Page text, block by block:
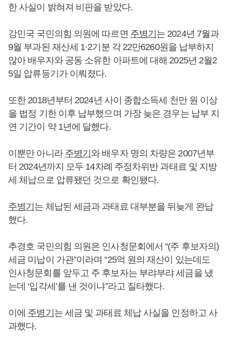
한 사실이 밝혀져 비판을 받았다.
강민국 국민의힘 의원에 따르면 주병기 는 2024년 7월과
9월 부과된 재산세 1·2기분 각 22만6260원을 납부하지
않아 배우자와 공동 소유한 아파트에 대해 2025년 2월2
5일 압류등기가 이뤄졌다.
또한 2018년부터 2024년 사이 종합소득세 천만 원 이상
을 법정 기한 이후 납부했으며 가장 늦은 경우는 납부 지
연 기간이 약 1년에 달했다.
이뿐만 아니라 주병기 와 배우자 명의 차량은 2007년부
터 2024년까지 모두 14차례 주정차위반 과태료 및 지방
세 체납으로 압류됐던 것으로 확인됐다.
주병기 는 체납된 세금과 과태료 대부분을 뒤늦게 완납
했다.
추경호 국민의힘 의원은 인사청문회에서 “(주 후보자의)
세금 미납이 가관”이라며 “25억 원의 재산이 있는데도
인사청문회를 앞두고 주 후보자는 부랴부랴 세금을 냈
는데 ‘입각세’를 낸 것이냐”라고 질타했다.
이에 주병기 는 세금 및 과태료 체납 사실을 인정하고 사
과했다.